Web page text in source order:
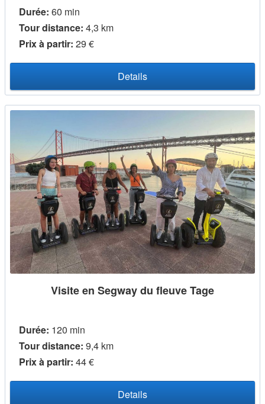
Durée: 60 min
Tour distance: 4,3 km
Prix ​​à partir: 29 €
Details
Visite en Segway du fleuve Tage
Durée: 120 min
Tour distance: 9,4 km
Prix ​​à partir: 44 €
Details